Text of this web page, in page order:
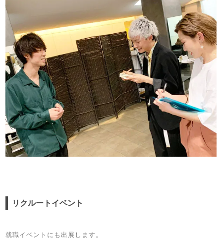
リクルートイベント
就職イベントにも出展します。